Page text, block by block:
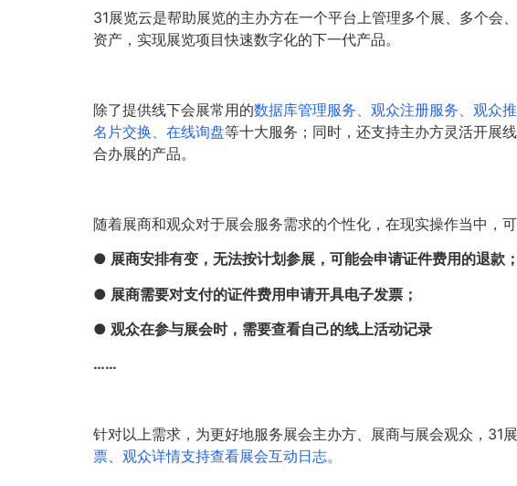
31展览云是帮助展览的主办方在一个平台上管理多个展、多个
资产，实现展览项目快速数字化的下一代产品。
除了提供线下会展常用的数据库管理服务、观众注册服务、观众
名片交换、在线询盘等十大服务；同时，还支持主办方灵活开展
合办展的产品。
随着展商和观众对于展会服务需求的个性化，在现实操作当中，
● 展商安排有变，无法按计划参展，可能会申请证件费用的退款；
● 展商需要对支付的证件费用申请开具电子发票；
● 观众在参与展会时，需要查看自己的线上活动记录
……
针对以上需求，为更好地服务展会主办方、展商与展会观众，31
票、观众详情支持查看展会互动日志。